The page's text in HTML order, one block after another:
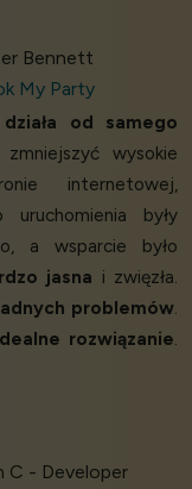
Bennett
My Party
od samego
wysokie
internetowej,
były
a wsparcie było
jasna i zwięzła.
problemów.
rozwiązanie.
C - Developer